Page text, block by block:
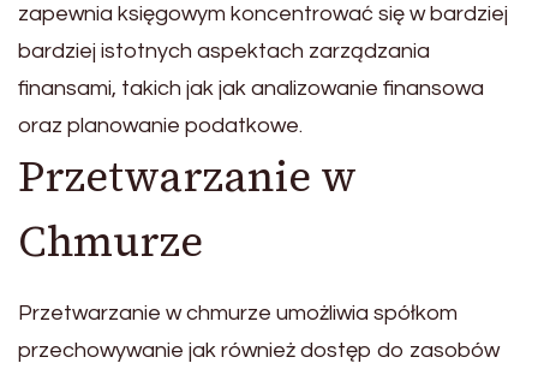
zapewnia księgowym koncentrować się w bardziej
bardziej istotnych aspektach zarządzania
finansami, takich jak jak analizowanie finansowa
oraz planowanie podatkowe.
Przetwarzanie w
Chmurze
Przetwarzanie w chmurze umożliwia spółkom
przechowywanie jak również dostęp do zasobów